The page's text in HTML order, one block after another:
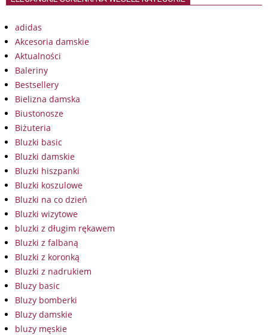
adidas
Akcesoria damskie
Aktualności
Baleriny
Bestsellery
Bielizna damska
Biustonosze
Biżuteria
Bluzki basic
Bluzki damskie
Bluzki hiszpanki
Bluzki koszulowe
Bluzki na co dzień
Bluzki wizytowe
bluzki z długim rękawem
Bluzki z falbaną
Bluzki z koronką
Bluzki z nadrukiem
Bluzy basic
Bluzy bomberki
Bluzy damskie
bluzy męskie